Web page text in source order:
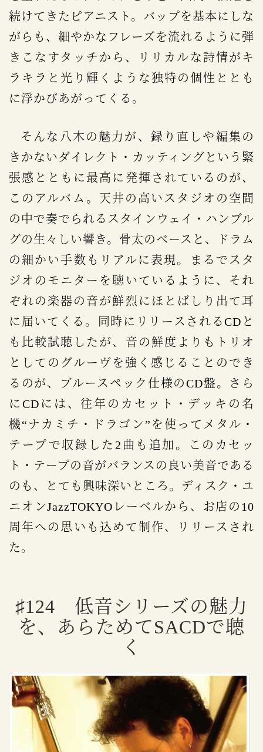
続けてきたピアニスト。バップを基本にしな
がらも、細やかなフレーズを流れるように弾
きこなすタッチから、リリカルな詩情がキ
ラキラと光り輝くような独特の個性ととも
に浮かびあがってくる。
そんな八木の魅力が、録り直しや編集の
きかないダイレクト・カッティングという緊
張感とともに最高に発揮されているのが、
このアルバム。天井の高いスタジオの空間
の中で奏でられるスタインウェイ・ハンブル
グの生々しい響き。骨太のベースと、ドラム
の細かい手数もリアルに表現。まるでスタ
ジオのモニターを聴いているように、それ
ぞれの楽器の音が鮮烈にほとばしり出て耳
に届いてくる。同時にリリースされるCDと
も比較試聴したが、音の鮮度よりもトリオ
としてのグルーヴを強く感じることのでき
るのが、ブルースペック仕様のCD盤。さら
にCDには、往年のカセット・デッキの名
機“ナカミチ・ドラゴン”を使ってメタル・
テープで収録した2曲も追加。このカセッ
ト・テープの音がバランスの良い美音である
のも、とても興味深いところ。ディスク・ユ
ニオンJazzTOKYOレーベルから、お店の10
周年への思いも込めて制作、リリースされ
た。
♯124 低音シリーズの魅力
を、あらためてSACDで聴
く